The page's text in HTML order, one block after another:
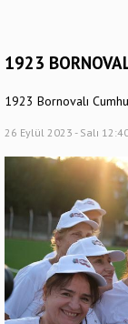
1923
1923 Bornovalı
26 Eylül 2023 - Salı